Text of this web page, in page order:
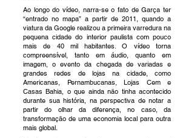
Ao longo do vídeo, narra-se o fato de Garça ter
“entrado no mapa” a partir de 2011, quando a
viatura da Google realizou a primeira varredura na
pequena cidade do interior paulista com pouco
mais de 40 mil habitantes. O vídeo torna
compreensível, tanto em áudio, quanto em
imagem, o evento da chegada de variadas e
grandes redes de lojas na cidade, como
Americanas, Pernambucanas, Lojas Cem e
Casas Bahia, o que ainda não tinha acontecido
durante sua história, na perspectiva de notar a
partir do olhar dadiferença, no caso, da
transformação de uma economia local para outra
mais global.